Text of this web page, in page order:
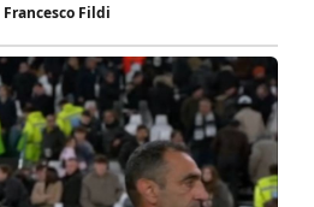
Francesco Fildi